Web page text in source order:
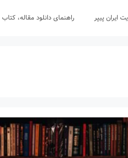
پیپر راهنمای دانلود مقاله، کتاب